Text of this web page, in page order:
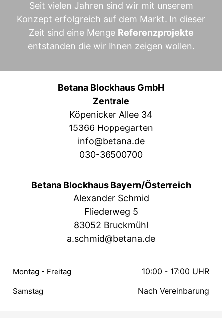
Seit vielen Jahren sind wir mit unserem
Konzept erfolgreich auf dem Markt. In dieser
Zeit sind eine Menge Referenzprojekte
entstanden die wir Ihnen zeigen wollen.
Betana Blockhaus GmbH
Zentrale
Köpenicker Allee 34
15366 Hoppegarten
info@betana.de
030-36500700
Betana Blockhaus Bayern/Österreich
Alexander Schmid
Fliederweg 5
83052 Bruckmühl
a.schmid@betana.de
Montag - Freitag 10:00 - 17:00 UHR
Samstag Nach Vereinbarung